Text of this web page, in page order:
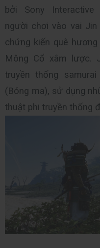
bởi Sony Interactive
người chơi vào vai Jin
chứng kiến quê
Mông Cổ xâm lược.
truyền thống
(Bóng ma), sử dụng
thuật phi truyền thống